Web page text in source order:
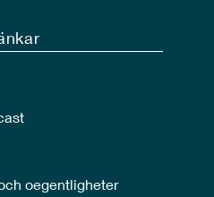
oegentligheter